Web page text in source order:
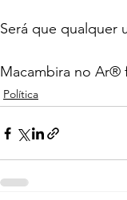
Será que qualquer
Macambira no Ar®
Política